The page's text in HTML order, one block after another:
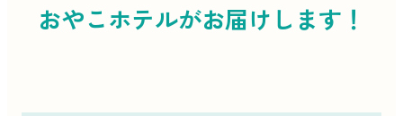
おやこホテルがお届けします！